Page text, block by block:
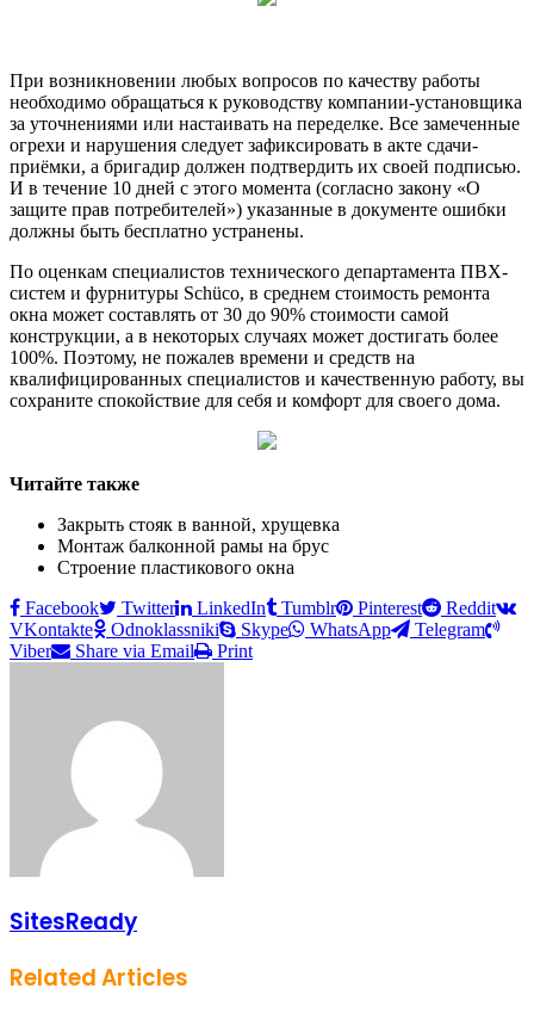
При возникновении любых вопросов по качеству работы
необходимо обращаться к руководству компании-установщика
за уточнениями или настаивать на переделке. Все замеченные
огрехи и нарушения следует зафиксировать в акте сдачи-
приёмки, а бригадир должен подтвердить их своей подписью.
И в течение 10 дней с этого момента (согласно закону «О
защите прав потребителей») указанные в документе ошибки
должны быть бесплатно устранены.
По оценкам специалистов технического департамента ПВХ-
систем и фурнитуры Schüco, в среднем стоимость ремонта
окна может составлять от 30 до 90% стоимости самой
конструкции, а в некоторых случаях может достигать более
100%. Поэтому, не пожалев времени и средств на
квалифицированных специалистов и качественную работу, вы
сохраните спокойствие для себя и комфорт для своего дома.
Читайте также
Закрыть стояк в ванной, хрущевка
Монтаж балконной рамы на брус
Строение пластикового окна
Facebook
Twitter LinkedIn Tumblr Pinterest
Reddit
VKontakte
Odnoklassniki Skype WhatsApp
Telegram
Viber
Share via Email Print
SitesReady
Related Articles